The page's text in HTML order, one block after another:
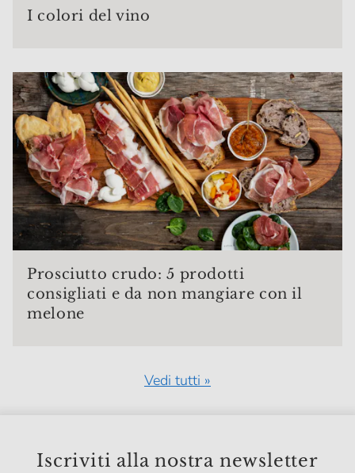
I colori del vino
Prosciutto crudo: 5 prodotti
consigliati e da non mangiare con il
melone
Vedi tutti »
Iscriviti alla nostra newsletter